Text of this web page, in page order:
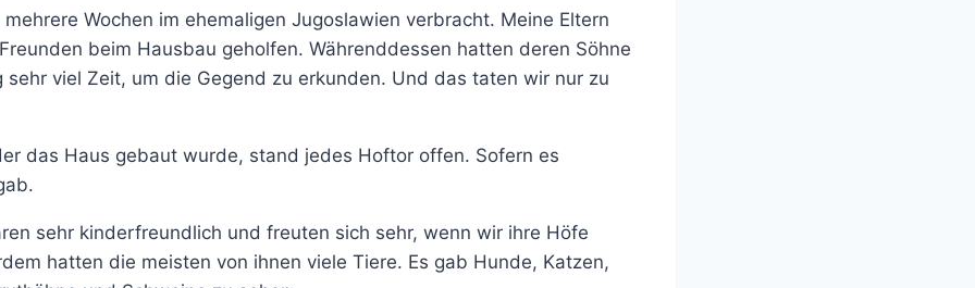
Wochen im ehemaligen Jugoslawien verbracht. Meine Eltern
beim Hausbau geholfen. Währenddessen hatten deren Söhne
sehr viel Zeit, um die Gegend zu erkunden. Und das taten wir nur zu
das Haus gebaut wurde, stand jedes Hoftor offen. Sofern es
sehr kinderfreundlich und freuten sich sehr, wenn wir ihre Höfe
hatten die meisten von ihnen viele Tiere. Es gab Hunde, Katzen,